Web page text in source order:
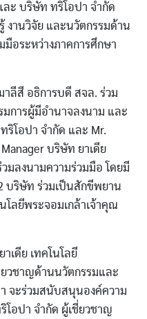
ละ บริษัท ทริโอปา จำกัด
งานวิจัย และนวัตกรรมด้าน
มือระหว่างภาคการศึกษา
ลีสี อธิการบดี สจล. ร่วม
การผู้มีอำนาจลงนาม และ
ริโอปา จำกัด และ Mr.
บริษัท ยาเดีย
วมลงนามความร่วมมือ โดยมี
บริษัท ร่วมเป็นสักขีพยาน
ลยีพระจอมเกล้าเจ้าคุณ
เดีย เทคโนโลยี
ยวชาญด้านนวัตกรรมและ
จะร่วมสนับสนุนองค์ความ
อปา จำกัด ผู้เชี่ยวชาญ